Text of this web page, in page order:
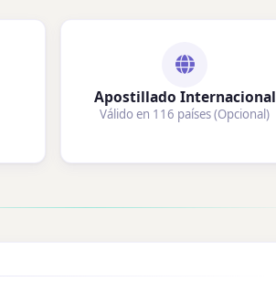
Apostillado Internacional
Válido en 116 países (Opcional)